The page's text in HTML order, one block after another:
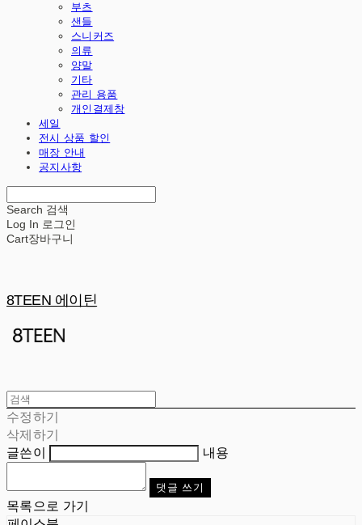
부츠
샌들
스니커즈
의류
양말
기타
관리 용품
개인결제창
세일
전시 상품 할인
매장 안내
공지사항
Search 검색
Log In 로그인
Cart장바구니
8TEEN 에이틴
수정하기
삭제하기
글쓴이
내용
댓글 쓰기
목록으로 가기